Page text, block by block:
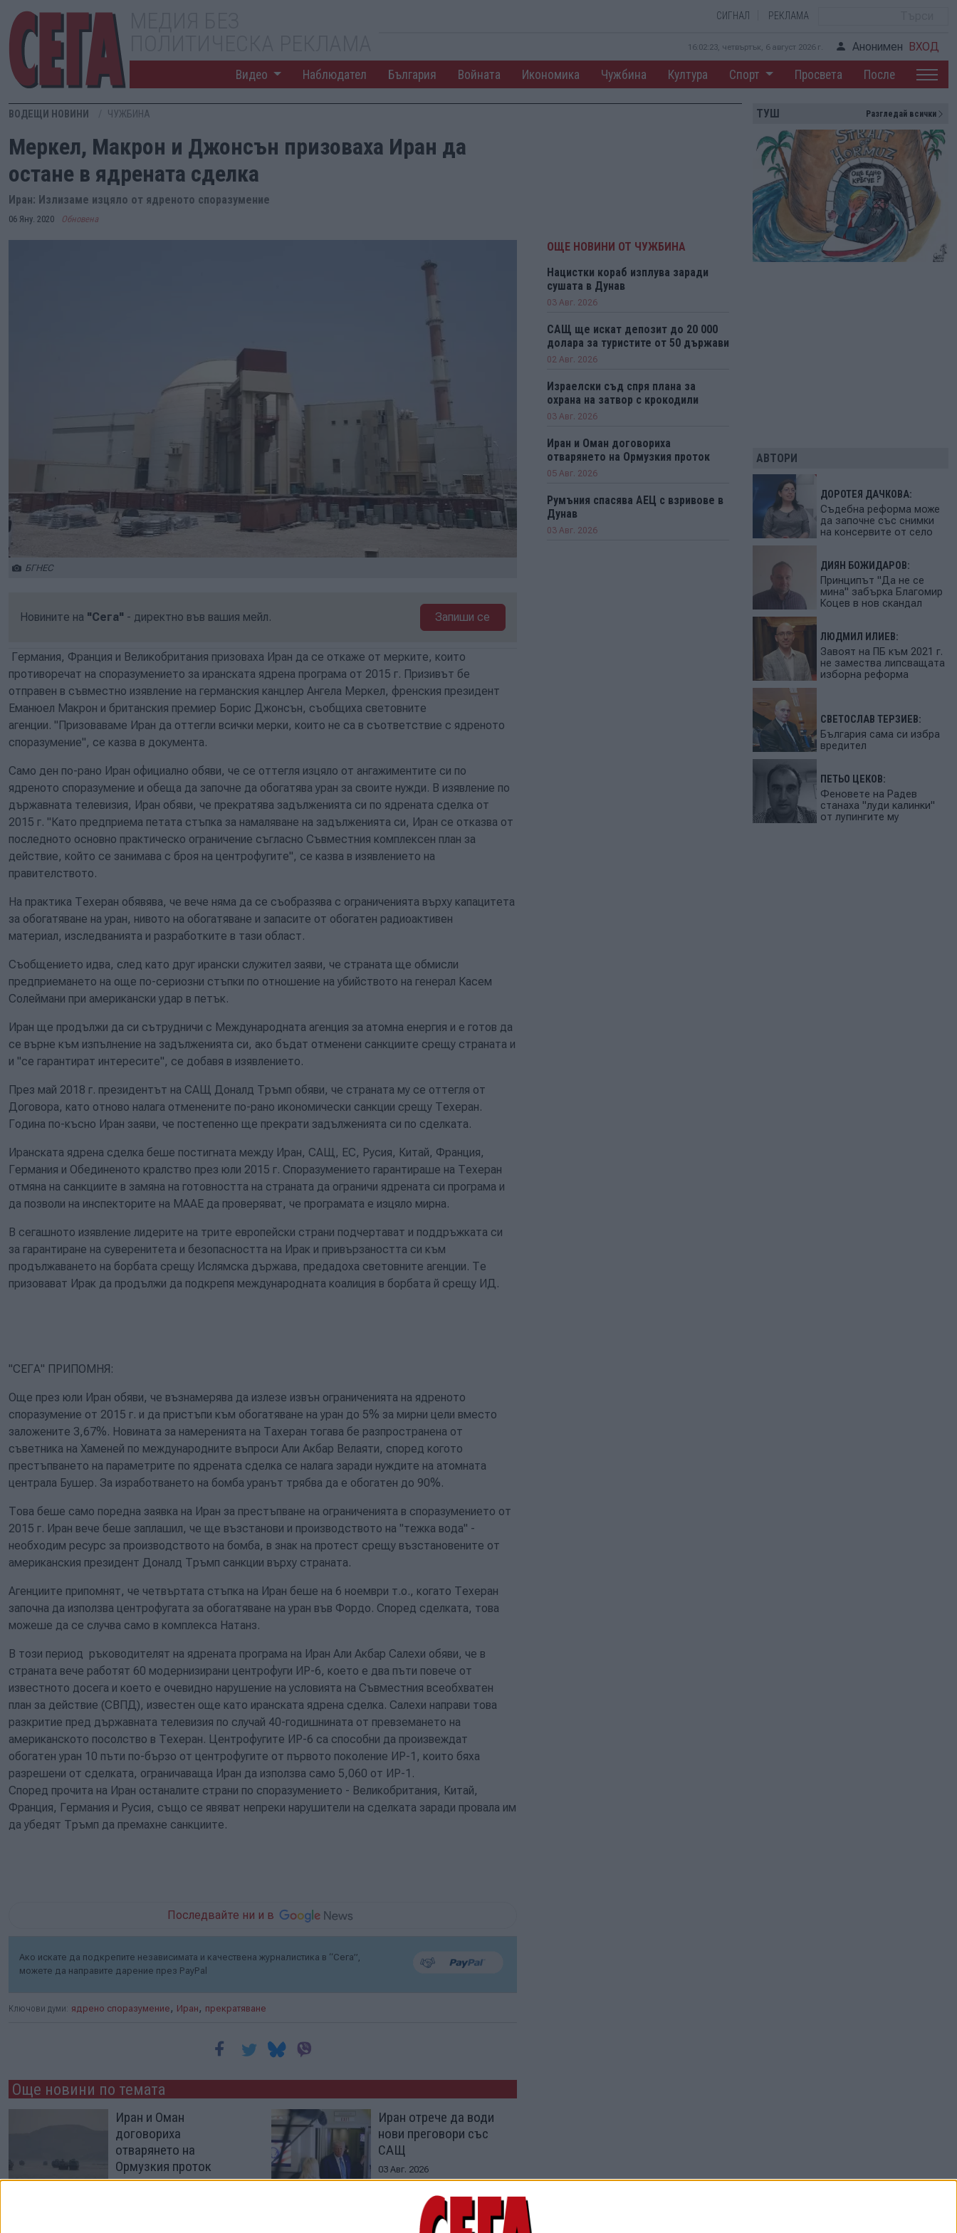
СИГНАЛ РЕКЛАМА
16:02:24, четвъртък, 6 август 2026 г. Анонимен ВХОД
Видео Наблюдател България Войната Икономика Чужбина Култура Спорт Просвета После
ВОДЕЩИ НОВИНИ ЧУЖБИНА
Меркел, Макрон и Джонсън призоваха Иран да
остане в ядрената сделка
Иран: Излизаме изцяло от ядреното споразумение
06 Яну. 2020 Обновена
БГНЕС
Новините на "Сега" - директно във вашия мейл. Запиши се
Германия, Франция и Великобритания призоваха Иран да се откаже от мерките, които
противоречат на споразумението за иранската ядрена програма от 2015 г. Призивът бе
отправен в съвместно изявление на германския канцлер Ангела Меркел, френския президент
Еманюел Макрон и британския премиер Борис Джонсън, съобщиха световните
агенции. "Призоваваме Иран да оттегли всички мерки, които не са в съответствие с ядреното
споразумение", се казва в документа.
Само ден по-рано Иран официално обяви, че се оттегля изцяло от ангажиментите си по
ядреното споразумение и обеща да започне да обогатява уран за своите нужди. В изявление по
държавната телевизия, Иран обяви, че прекратява задълженията си по ядрената сделка от
2015 г. "Като предприема петата стъпка за намаляване на задълженията си, Иран се отказва от
последното основно практическо ограничение съгласно Съвместния комплексен план за
действие, който се занимава с броя на центрофугите", се казва в изявлението на
правителството.
На практика Техеран обявява, че вече няма да се съобразява с ограниченията върху капацитета
за обогатяване на уран, нивото на обогатяване и запасите от обогатен радиоактивен
материал, изследванията и разработките в тази област.
Съобщението идва, след като друг ирански служител заяви, че страната ще обмисли
предприемането на още по-сериозни стъпки по отношение на убийството на генерал Касем
Солеймани при американски удар в петък.
Иран ще продължи да си сътрудничи с Международната агенция за атомна енергия и е готов да
се върне към изпълнение на задълженията си, ако бъдат отменени санкциите срещу страната и
и "се гарантират интересите", се добавя в изявлението.
През май 2018 г. президентът на САЩ Доналд Тръмп обяви, че страната му се оттегля от
Договора, като отново налага отменените по-рано икономически санкции срещу Техеран.
Година по-късно Иран заяви, че постепенно ще прекрати задълженията си по сделката.
Иранската ядрена сделка беше постигната между Иран, САЩ, ЕС, Русия, Китай, Франция,
Германия и Обединеното кралство през юли 2015 г. Споразумението гарантираше на Техеран
отмяна на санкциите в замяна на готовността на страната да ограничи ядрената си програма и
да позволи на инспекторите на МААЕ да проверяват, че програмата е изцяло мирна.
В сегашното изявление лидерите на трите европейски страни подчертават и поддръжката си
за гарантиране на суверенитета и безопасността на Ирак и привързаността си към
продължаването на борбата срещу Ислямска държава, предадоха световните агенции. Те
призовават Ирак да продължи да подкрепя международната коалиция в борбата й срещу ИД.
"СЕГА" ПРИПОМНЯ:
Още през юли Иран обяви, че възнамерява да излезе извън ограниченията на ядреното
споразумение от 2015 г. и да пристъпи към обогатяване на уран до 5% за мирни цели вместо
заложените 3,67%. Новината за намеренията на Тахеран тогава бе разпространена от
съветника на Хаменей по международните въпроси Али Акбар Велаяти, според когото
престъпването на параметрите по ядрената сделка се налага заради нуждите на атомната
централа Бушер. За изработването на бомба уранът трябва да е обогатен до 90%.
Това беше само поредна заявка на Иран за престъпване на ограниченията в споразумението от
2015 г. Иран вече беше заплашил, че ще възстанови и производството на "тежка вода" -
необходим ресурс за производството на бомба, в знак на протест срещу възстановените от
американския президент Доналд Тръмп санкции върху страната.
Агенциите припомнят, че четвъртата стъпка на Иран беше на 6 ноември т.о., когато Техеран
започна да използва центрофугата за обогатяване на уран във Фордо. Според сделката, това
можеше да се случва само в комплекса Натанз.
В този период ръководителят на ядрената програма на Иран Али Акбар Салехи обяви, че в
страната вече работят 60 модернизирани центрофуги ИР-6, което е два пъти повече от
известното досега и което е очевидно нарушение на условията на Съвместния всеобхватен
план за действие (СВПД), известен още като иранската ядрена сделка. Салехи направи това
разкритие пред държавната телевизия по случай 40-годишнината от превземането на
американското посолство в Техеран. Центрофугите ИР-6 са способни да произвеждат
обогатен уран 10 пъти по-бързо от центрофугите от първото поколение ИР-1, които бяха
разрешени от сделката, ограничаваща Иран да използва само 5,060 от ИР-1.
Според прочита на Иран останалите страни по споразумението - Великобритания, Китай,
Франция, Германия и Русия, също се явяват непреки нарушители на сделката заради провала им
да убедят Тръмп да премахне санкциите.
Последвайте ни и в
Ако искате да подкрепите независимата и качествена журналистика в “Сега”,
можете да направите дарение през PayPal
Ключови думи: ядрено споразумение , Иран , прекратяване
Още новини по темата
Иран и Оман
договориха
отварянето на
Ормузкия проток
Иран отрече да води
нови преговори със
САЩ
03 Авг. 2026
ОЩЕ НОВИНИ ОТ ЧУЖБИНА
Нацистки кораб изплува заради
сушата в Дунав
03 Авг. 2026
САЩ ще искат депозит до 20 000
долара за туристите от 50 държави
02 Авг. 2026
Израелски съд спря плана за
охрана на затвор с крокодили
03 Авг. 2026
Иран и Оман договориха
отварянето на Ормузкия проток
05 Авг. 2026
Румъния спасява АЕЦ с взривове в
Дунав
03 Авг. 2026
ТУШ Разгледай всички
АВТОРИ
ДОРОТЕЯ ДАЧКОВА:
Съдебна реформа може
да започне със снимки
на консервите от село
ДИЯН БОЖИДАРОВ:
Принципът "Да не се
мина" забърка Благомир
Коцев в нов скандал
ЛЮДМИЛ ИЛИЕВ:
Завоят на ПБ към 2021 г.
не замества липсващата
изборна реформа
СВЕТОСЛАВ ТЕРЗИЕВ:
България сама си избра
вредител
ПЕТЬО ЦЕКОВ:
Феновете на Радев
станаха "луди калинки"
от лупингите му